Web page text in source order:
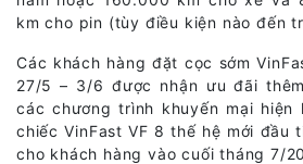
km cho pin (tùy điều kiện nào đến
Các khách hàng đặt cọc sớm
27/5 – 3/6 được nhận ưu đãi
các chương trình khuyến mại hiện
chiếc VinFast VF 8 thế hệ mới đầu
cho khách hàng vào cuối tháng 7/